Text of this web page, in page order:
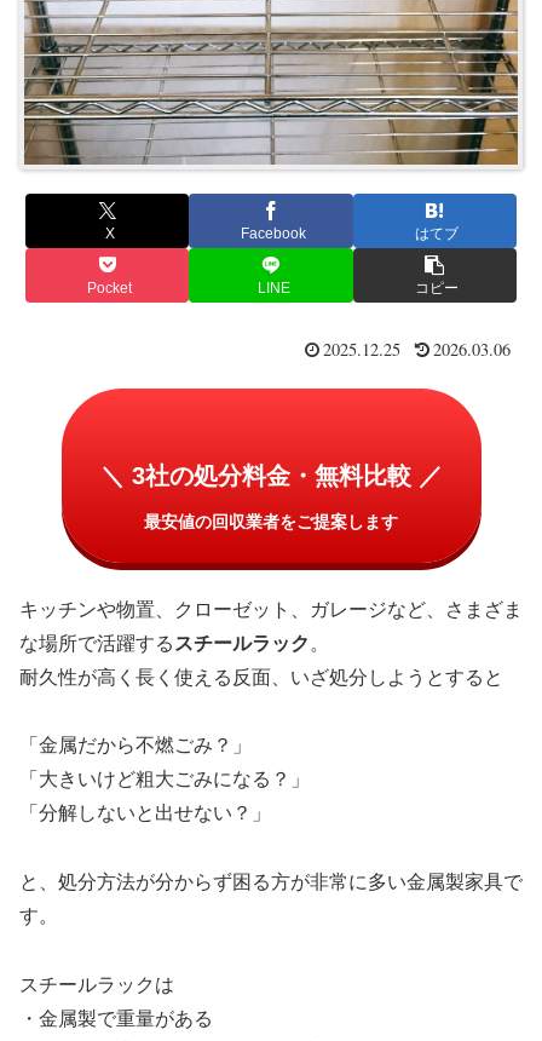
X Facebook はてブ
Pocket LINE コピー
2025.12.25 2026.03.06
＼ 3社の処分料金・無料比較 ／
最安値の回収業者をご提案します
キッチンや物置、クローゼット、ガレージなど、さまざま
な場所で活躍する スチールラック 。
耐久性が高く長く使える反面、いざ処分しようとすると
「金属だから不燃ごみ？」
「大きいけど粗大ごみになる？」
「分解しないと出せない？」
と、処分方法が分からず困る方が非常に多い金属製家具で
す。
スチールラックは
・金属製で重量がある